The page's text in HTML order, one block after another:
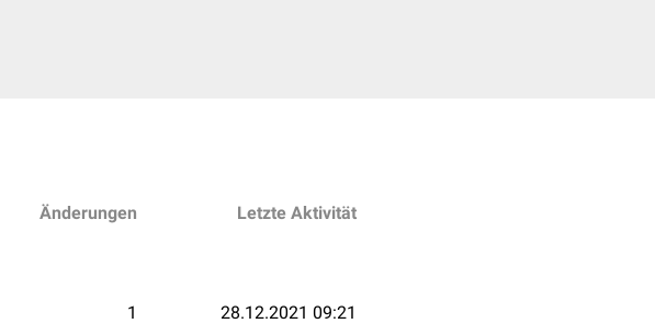
Änderungen Letzte Aktivität
1 28.12.2021 09:21